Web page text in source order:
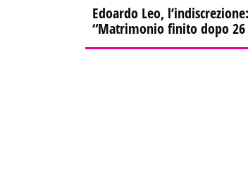
Edoardo Leo, l’indiscrezione:
“Matrimonio finito dopo 26